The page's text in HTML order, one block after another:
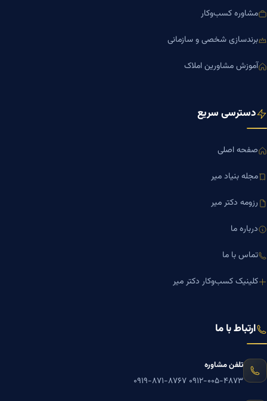
مشاوره کسب‌وکار
برندسازی شخصی و سازمانی
آموزش مشاورین املاک
دسترسی سریع
صفحه اصلی
مجله بنیاد میر
رزومه دکتر میر
درباره ما
تماس با ما
کلینیک کسب‌وکار دکتر میر
ارتباط با ما
تلفن مشاوره
۰۹۱۲-۰۰۵-۴۸۷۳ ۰۹۱۹-۸۷۱-۸۷۶۷